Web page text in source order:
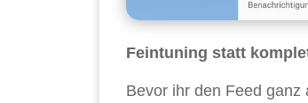
Feintuning statt
Bevor ihr den Feed